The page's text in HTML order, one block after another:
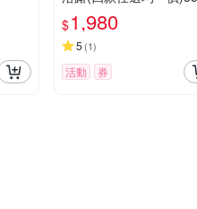
$1,980
5 (1)
活動 券